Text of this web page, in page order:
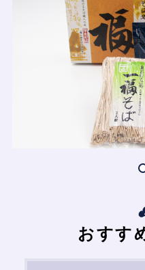
おすす